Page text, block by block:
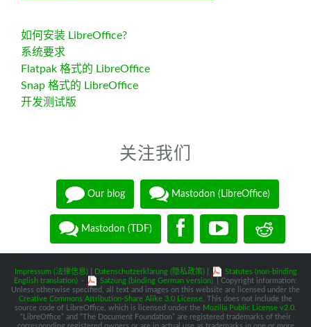
如何安装 LibreOffice?
系统要求
Flatpak 格式的 LibreOffice
Snap 格式的 LibreOffice
开发测试版
关注我们
Our blog Mastodon (LibreOffice)
Mastodon (TDF)
Impressum (法律信息)| Datenschutzerklärung (隐私政策)|
Statutes (non-binding
English translation) - Satzung (binding German version)
| Copyright information:
Unless otherwise specified, all text and images on this website are licensed under the
Creative Commons Attribution-Share Alike 3.0 License . This does not include the
source code of LibreOffice, which is licensed under the Mozilla Public License v2.0
“LibreOffice” and “The Document Foundation” are registered trademarks of their